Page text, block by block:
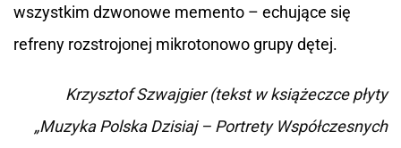
wszystkim dzwonowe memento – echujące się
refreny rozstrojonej mikrotonowo grupy dętej.
Krzysztof Szwajgier (tekst w książeczce płyty
„Muzyka Polska Dzisiaj – Portrety Współczesnych